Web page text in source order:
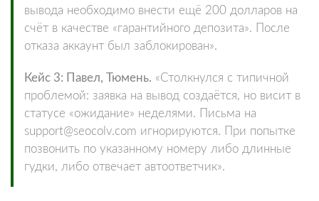
вывода необходимо внести ещё 200 долларов на
счёт в качестве «гарантийного депозита». После
отказа аккаунт был заблокирован».
Кейс 3: Павел, Тюмень. «Столкнулся с типичной
проблемой: заявка на вывод создаётся, но висит в
статусе «ожидание» неделями. Письма на
support@seocolv.com игнорируются. При попытке
позвонить по указанному номеру либо длинные
гудки, либо отвечает автоответчик».